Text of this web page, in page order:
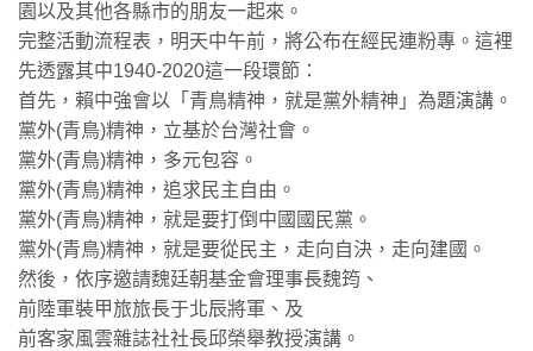
園以及其他各縣市的朋友一起來。
完整活動流程表，明天中午前，將公布在經民連粉專。這裡
先透露其中1940-2020這一段環節：
首先，賴中強會以「青鳥精神，就是黨外精神」為題演講。
黨外(青鳥)精神，立基於台灣社會。
黨外(青鳥)精神，多元包容。
黨外(青鳥)精神，追求民主自由。
黨外(青鳥)精神，就是要打倒中國國民黨。
黨外(青鳥)精神，就是要從民主，走向自決，走向建國。
然後，依序邀請魏廷朝基金會理事長魏筠、
前陸軍裝甲旅旅長于北辰將軍、及
前客家風雲雜誌社社長邱榮舉教授演講。